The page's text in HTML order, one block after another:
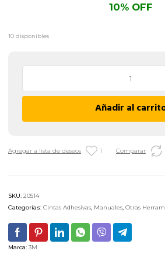
10% OFF
10 disponibles
PVC
165
19
M
/
BLANCA
cantidad
Añadir al
Agregar a lista de deseos 1 Comparar
SKU: 20514
Categorías: Cintas Adhesivas, Manuales, Otras
Marca: 3M